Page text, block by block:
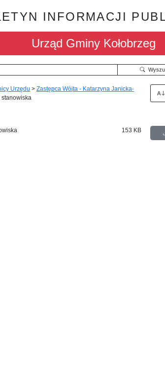
INFORMACJI
Urząd Gminy Kołobrzeg
Urzędu > Zastępca Wójta - Katarzyna Janicka-
A
153 KB